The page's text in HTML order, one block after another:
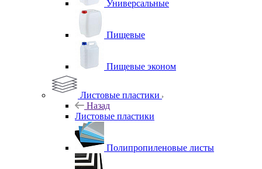
Универсальные
Пищевые
Пищевые эконом
Листовые пластики
Назад
Листовые пластики
Полипропиленовые листы